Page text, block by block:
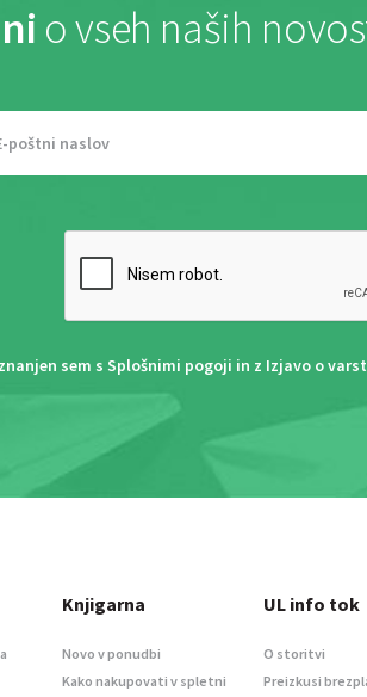
o vseh naših
sem s Splošnimi pogoji in z Izjavo o
Knjigarna
Novo v ponudbi
Kako nakupovati v spletni
UL info tok
O storitvi
Preizkusi